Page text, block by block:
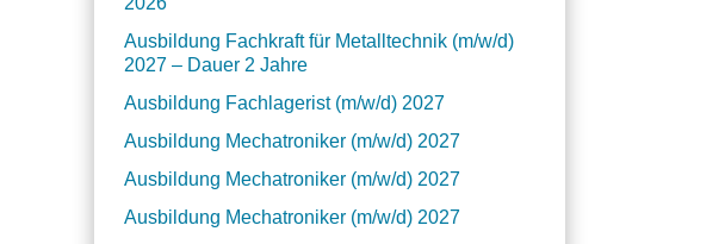
Ausbildung Fachkraft für Metalltechnik (m/w/d)
2027 – Dauer 2 Jahre
Ausbildung Fachlagerist (m/w/d) 2027
Ausbildung Mechatroniker (m/w/d) 2027
Ausbildung Mechatroniker (m/w/d) 2027
Ausbildung Mechatroniker (m/w/d) 2027